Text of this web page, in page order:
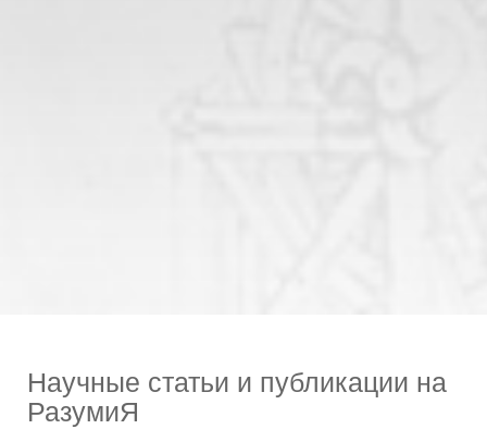
Научные статьи и публикации на
РазумиЯ